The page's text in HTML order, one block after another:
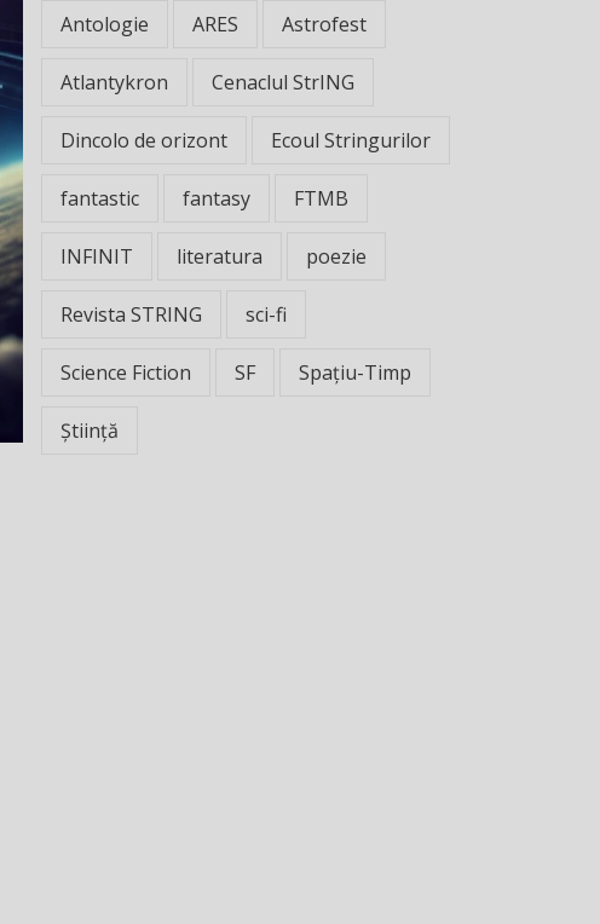
Antologie ARES Astrofest
Atlantykron Cenaclul StrING
Dincolo de orizont Ecoul Stringurilor
fantastic fantasy FTMB
INFINIT literatura poezie
Revista STRING sci-fi
Science Fiction SF Spațiu-Timp
Știință